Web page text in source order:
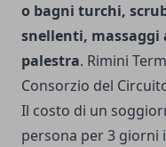
o bagni turchi,
snellenti, massaggi
palestra. Rimini
Consorzio del
Il costo di un
persona per 3 giorni